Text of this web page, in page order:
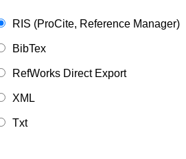
RIS (ProCite, Reference Manager)
BibTex
RefWorks Direct Export
XML
Txt